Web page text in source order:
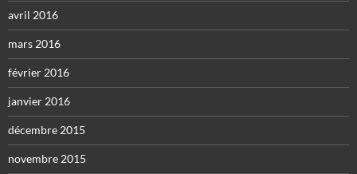
avril 2016
mars 2016
février 2016
janvier 2016
décembre 2015
novembre 2015